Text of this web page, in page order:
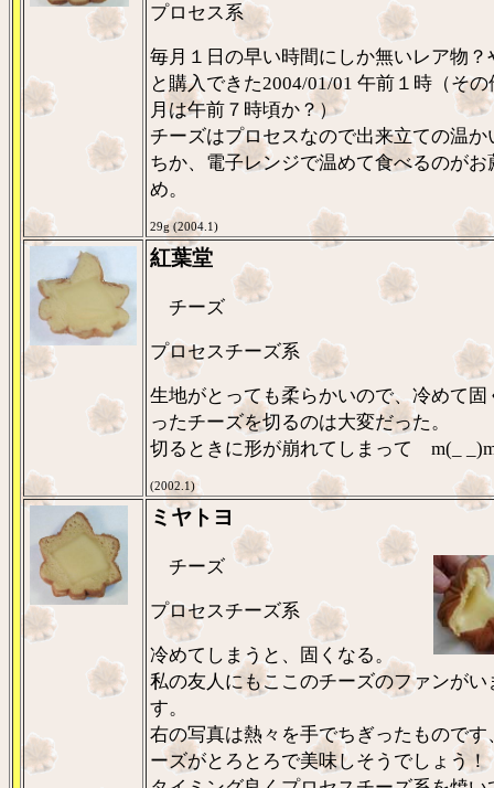
プロセス系
毎月１日の早い時間にしか無いレア物？
と購入できた2004/01/01 午前１時（その
月は午前７時頃か？）
チーズはプロセスなので出来立ての温か
ちか、電子レンジで温めて食べるのがお
め。
29g (2004.1)
紅葉堂
チーズ
プロセスチーズ系
生地がとっても柔らかいので、冷めて固
ったチーズを切るのは大変だった。
切るときに形が崩れてしまって m(_
(2002.1)
ミヤトヨ
チーズ
プロセスチーズ系
冷めてしまうと、固くなる。
私の友人にもここのチーズのファンがい
す。
右の写真は熱々を手でちぎったものです
ーズがとろとろで美味しそうでしょう